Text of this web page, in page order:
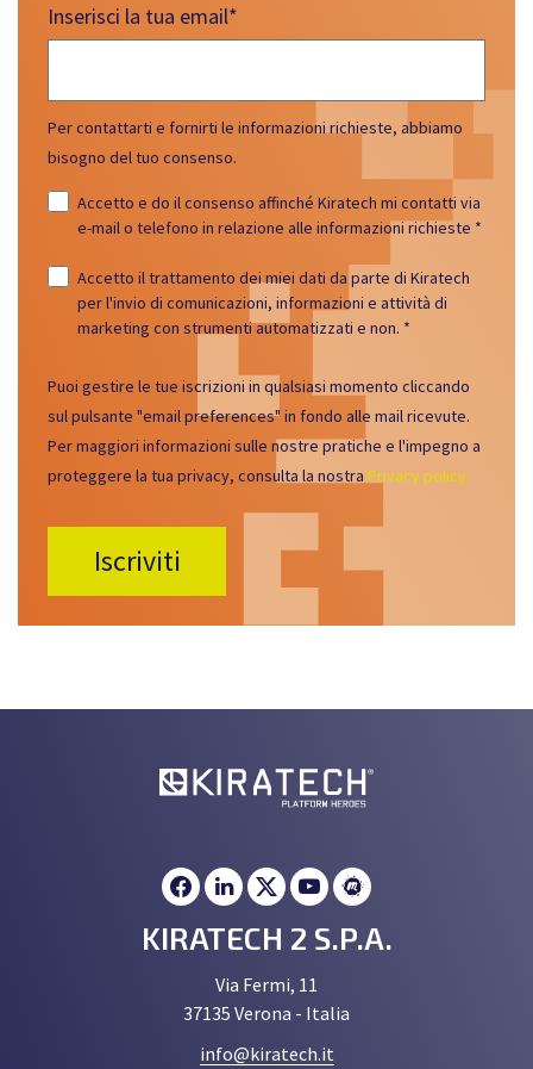
Inserisci la tua email*
Per contattarti e fornirti le informazioni richieste, abbiamo
bisogno del tuo consenso.
Accetto e do il consenso affinché Kiratech mi contatti via
e-mail o telefono in relazione alle informazioni richieste *
Accetto il trattamento dei miei dati da parte di Kiratech
per l'invio di comunicazioni, informazioni e attività di
marketing con strumenti automatizzati e non. *
Puoi gestire le tue iscrizioni in qualsiasi momento cliccando
sul pulsante "email preferences" in fondo alle mail ricevute.
Per maggiori informazioni sulle nostre pratiche e l'impegno a
proteggere la tua privacy, consulta la nostra Privacy policy.
KIRATECH 2 S.P.A.
Via Fermi, 11
37135 Verona - Italia
info@kiratech.it